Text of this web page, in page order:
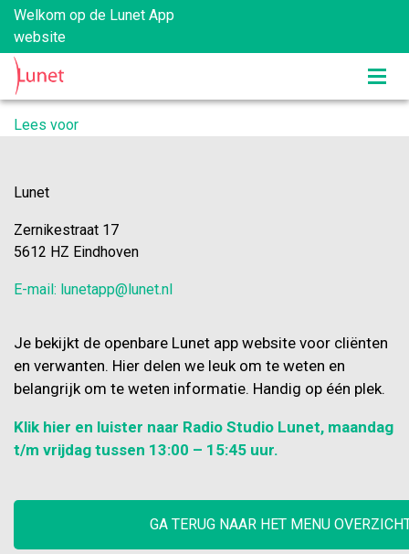
Welkom op de Lunet App
website
Lees voor
Lunet
Zernikestraat 17
5612 HZ Eindhoven
E-mail: lunetapp@lunet.nl
Je bekijkt de openbare Lunet app website voor cliënten
en verwanten. Hier delen we leuk om te weten en
belangrijk om te weten informatie. Handig op één plek.
Klik hier en luister naar Radio Studio Lunet, maandag
t/m vrijdag tussen 13:00 – 15:45 uur.
GA TERUG NAAR HET MENU